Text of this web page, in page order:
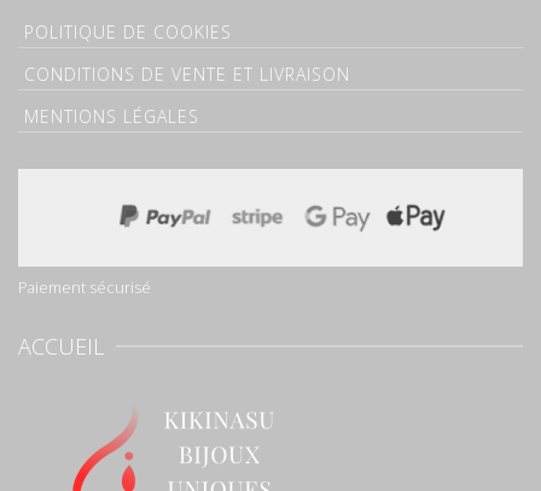
POLITIQUE DE COOKIES
CONDITIONS DE VENTE ET LIVRAISON
MENTIONS LÉGALES
Paiement sécurisé
ACCUEIL